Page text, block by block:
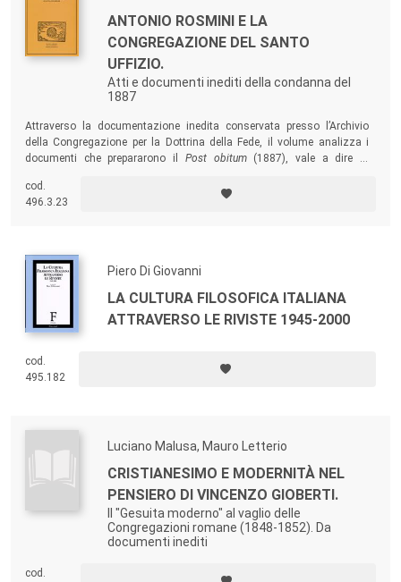
ANTONIO ROSMINI E LA
CONGREGAZIONE DEL SANTO
UFFIZIO.
Atti e documenti inediti della condanna del
1887
Attraverso la documentazione inedita conservata presso l’Archivio
della Congregazione per la Dottrina della Fede, il volume analizza i
documenti che prepararono il Post obitum(1887), vale a dire la
dagli scritti di uno dei più grandi pensatori in ambito cristiano, Antonio
Rosmini (1797-1855).
cod.
496.3.23
Piero Di Giovanni
LA CULTURA FILOSOFICA ITALIANA
ATTRAVERSO LE RIVISTE 1945-2000
cod.
495.182
Luciano Malusa, Mauro Letterio
CRISTIANESIMO E MODERNITÀ NEL
PENSIERO DI VINCENZO GIOBERTI.
Il "Gesuita moderno" al vaglio delle
Congregazioni romane (1848-1852). Da
documenti inediti
cod.